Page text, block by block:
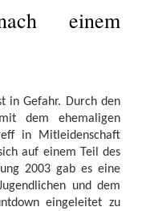
einem
in Gefahr. Durch den
dem ehemaligen
in Mitleidenschaft
auf einem Teil des
2003 gab es eine
und dem
eingeleitet zu